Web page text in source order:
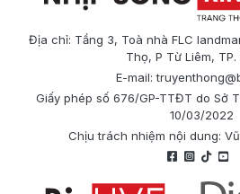
Địa chỉ: Tầng 3, Toà nhà FLC
Thọ, P Từ Liêm, TP.
E-mail:
Giấy phép số 676/GP-TTĐT do Sở
10/03/2022
Chịu trách nhiệm nội dung: